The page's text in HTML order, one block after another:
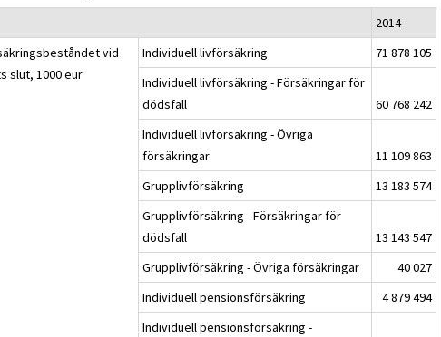
2014
vid
slut, 1000 eur
Individuell livförsäkring
71 878 105
Individuell livförsäkring - Försäkringar för
dödsfall
60 768 242
Individuell livförsäkring - Övriga
försäkringar
11 109 863
Grupplivförsäkring
13 183 574
Grupplivförsäkring - Försäkringar för
dödsfall
13 143 547
Grupplivförsäkring - Övriga försäkringar
40 027
Individuell pensionsförsäkring
4 879 494
Individuell pensionsförsäkring -